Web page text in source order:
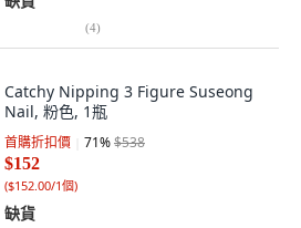
(4)
Catchy Nipping 3 Figure Suseong
Nail, 粉色, 1瓶
首購折扣價 71%$538
$152
($152.00/1個)
缺貨